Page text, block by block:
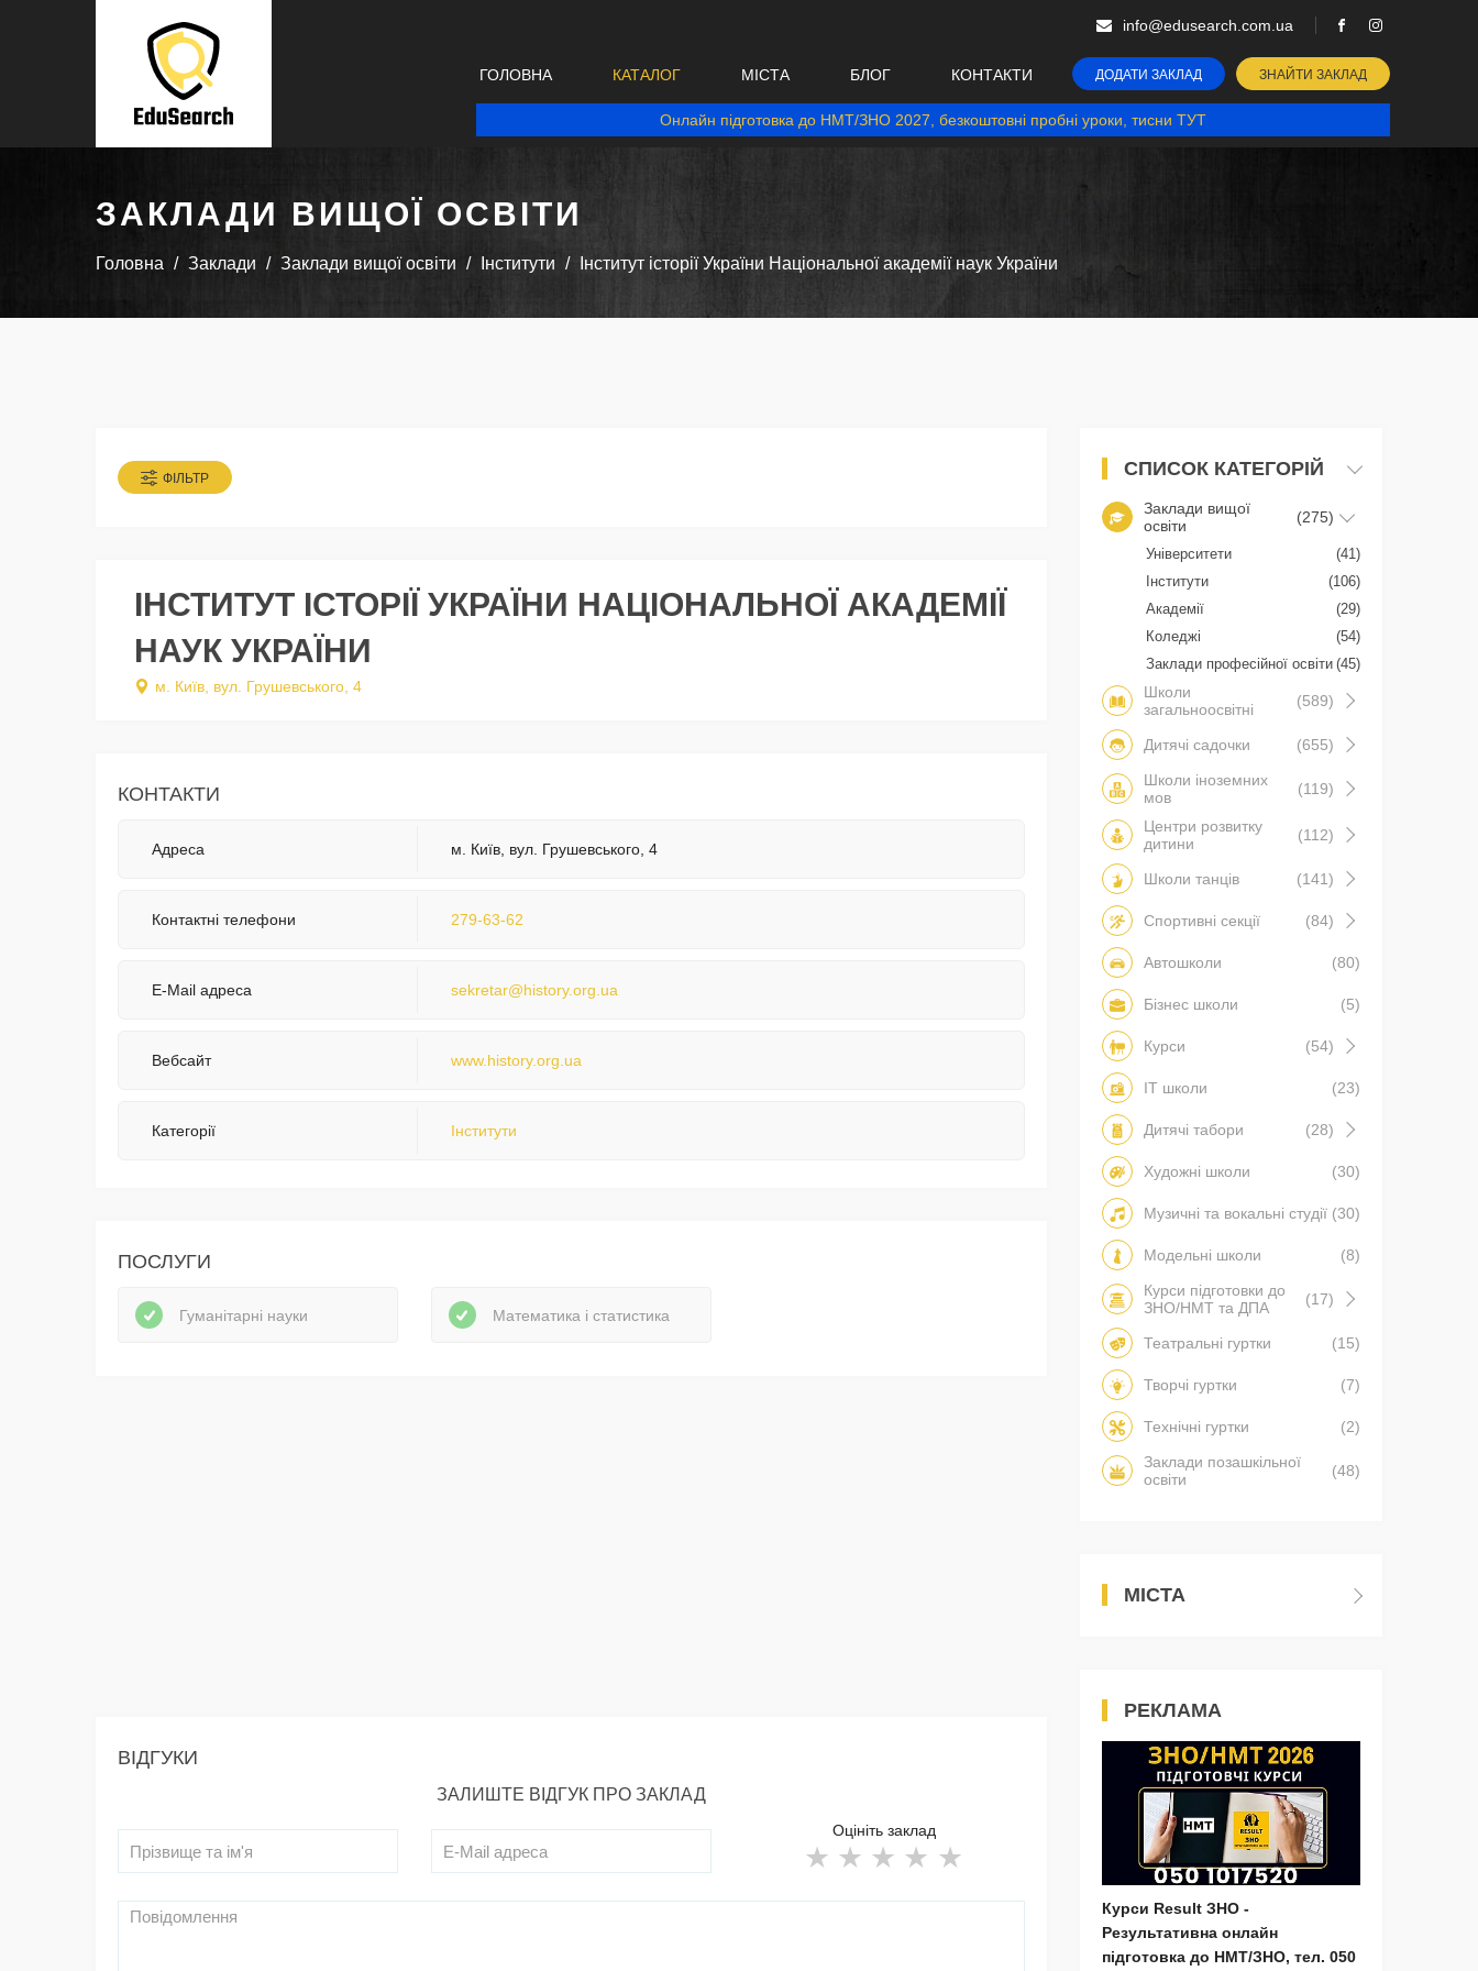
info@edusearch.com.ua
ГОЛОВНА КАТАЛОГ МІСТА БЛОГ КОНТАКТИ ДОДАТИ ЗАКЛАД ЗНАЙТИ ЗАКЛАД
Онлайн підготовка до НМТ/ЗНО 2027, безкоштовні пробні уроки, тисни ТУТ
ЗАКЛАДИ ВИЩОЇ ОСВІТИ
Головна Заклади Заклади вищої освіти Інститути Інститут історії України Національної академії наук України
ФІЛЬТР
ІНСТИТУТ ІСТОРІЇ УКРАЇНИ НАЦІОНАЛЬНОЇ АКАДЕМІЇ
НАУК УКРАЇНИ
м. Київ, вул. Грушевського, 4
КОНТАКТИ
Адреса м. Київ, вул. Грушевського, 4
Контактні телефони 279-63-62
E-Mail адреса sekretar@history.org.ua
Вебсайт www.history.org.ua
Категорії Інститути
ПОСЛУГИ
Гуманітарні науки Математика і статистика
ВІДГУКИ
ЗАЛИШТЕ ВІДГУК ПРО ЗАКЛАД
Оцініть заклад
СПИСОК КАТЕГОРІЙ
Заклади вищої
освіти
(275)
Університети
(41)
Інститути
(106)
Академії
(29)
Коледжі
(54)
Заклади професійної освіти (45)
Школи
загальноосвітні
(589)
Дитячі садочки
(655)
Школи іноземних
мов
(119)
Центри розвитку
дитини
(112)
Школи танців (141)
Спортивні секції (84)
Автошколи (80)
Бізнес школи (5)
Курси (54)
IT школи (23)
Дитячі табори (28)
Художні школи (30)
Музичні та вокальні студії (30)
Модельні школи
(8)
Курси підготовки до
ЗНО/НМТ та ДПА
(17)
Театральні гуртки (15)
Творчі гуртки (7)
Технічні гуртки
(2)
Заклади позашкільної
освіти
(48)
МІСТА
РЕКЛАМА
Курси Result ЗНО -
Результативна онлайн
підготовка до НМТ/ЗНО, тел. 050